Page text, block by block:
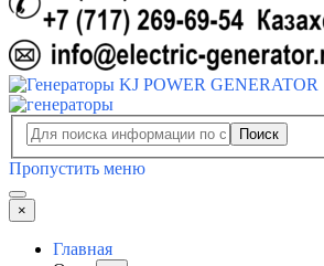
Поиск
Пропустить меню
×
Главная